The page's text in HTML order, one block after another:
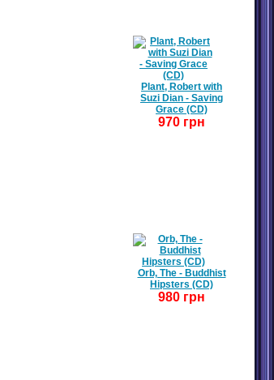
Plant, Robert with
Suzi Dian - Saving
Grace (CD)
970 грн
Orb, The - Buddhist
Hipsters (CD)
980 грн